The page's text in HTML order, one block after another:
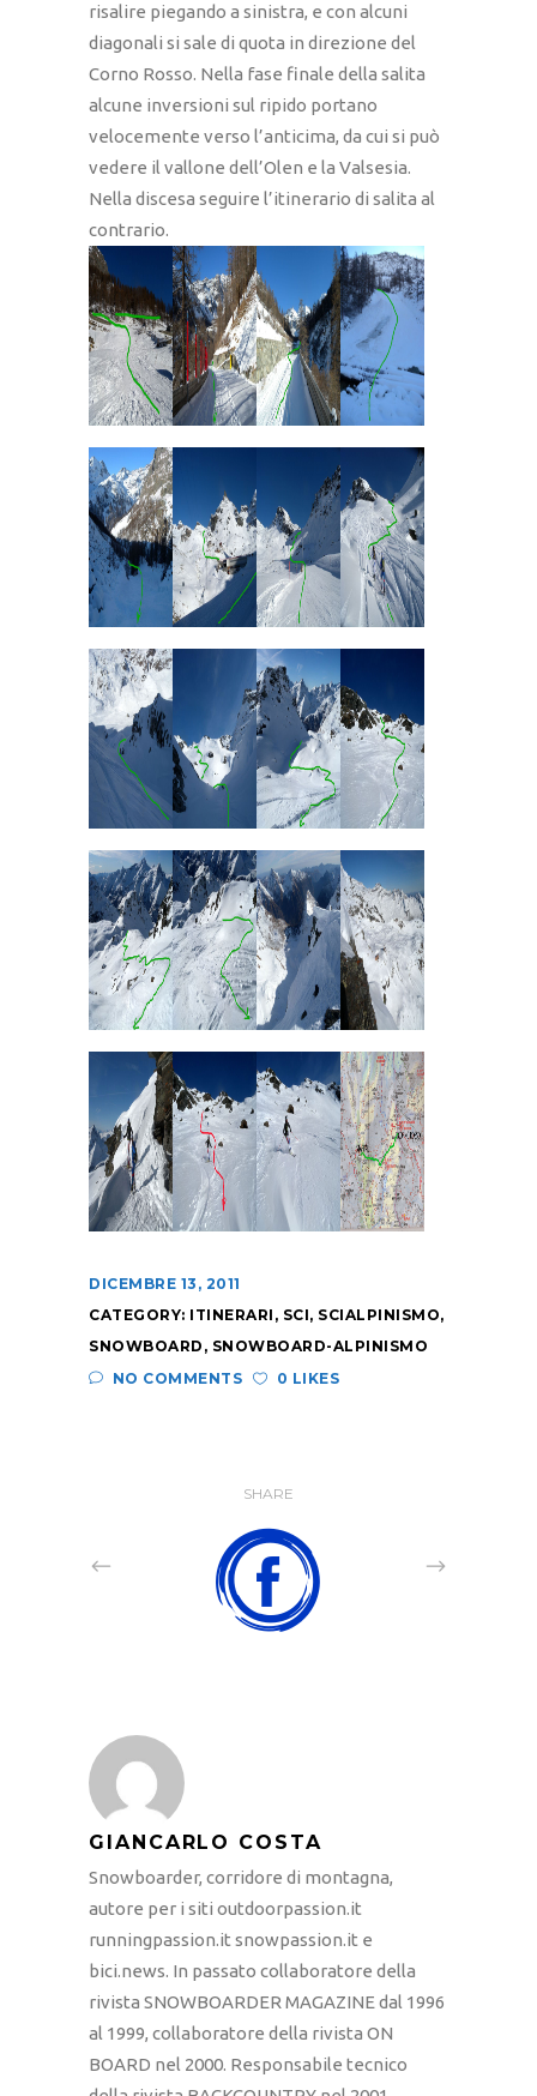
risalire piegando a sinistra, e con alcuni
diagonali si sale di quota in direzione del
Corno Rosso. Nella fase finale della salita
alcune inversioni sul ripido portano
velocemente verso l’anticima, da cui si può
vedere il vallone dell’Olen e la Valsesia.
Nella discesa seguire l’itinerario di salita al
contrario.
DICEMBRE 13, 2011
CATEGORY: ITINERARI , SCI, SCIALPINISMO,
SNOWBOARD , SNOWBOARD-ALPINISMO
NO COMMENTS
0 LIKES
SHARE
GIANCARLO COSTA
Snowboarder, corridore di montagna,
autore per i siti outdoorpassion.it
runningpassion.it snowpassion.it e
bici.news. In passato collaboratore della
rivista SNOWBOARDER MAGAZINE dal 1996
al 1999, collaboratore della rivista ON
BOARD nel 2000. Responsabile tecnico